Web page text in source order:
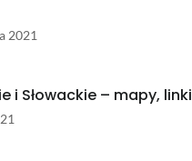
2021
i Słowackie – mapy, linki